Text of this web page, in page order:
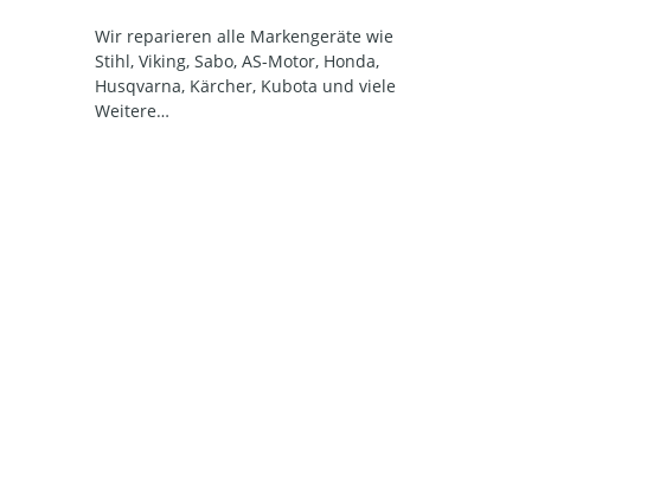
Wir reparieren alle Markengeräte wie
Stihl, Viking, Sabo, AS-Motor, Honda,
Husqvarna, Kärcher, Kubota und viele
Weitere…